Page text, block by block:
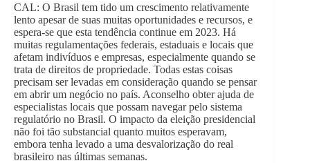
CAL: O Brasil tem tido um crescimento relativamente
lento apesar de suas muitas oportunidades e recursos, e
espera-se que esta tendência continue em 2023. Há
muitas regulamentações federais, estaduais e locais que
afetam indivíduos e empresas, especialmente quando se
trata de direitos de propriedade. Todas estas coisas
precisam ser levadas em consideração quando se pensar
em abrir um negócio no país. Aconselho obter ajuda de
especialistas locais que possam navegar pelo sistema
regulatório no Brasil. O impacto da eleição presidencial
não foi tão substancial quanto muitos esperavam,
embora tenha levado a uma desvalorização do real
brasileiro nas últimas semanas.